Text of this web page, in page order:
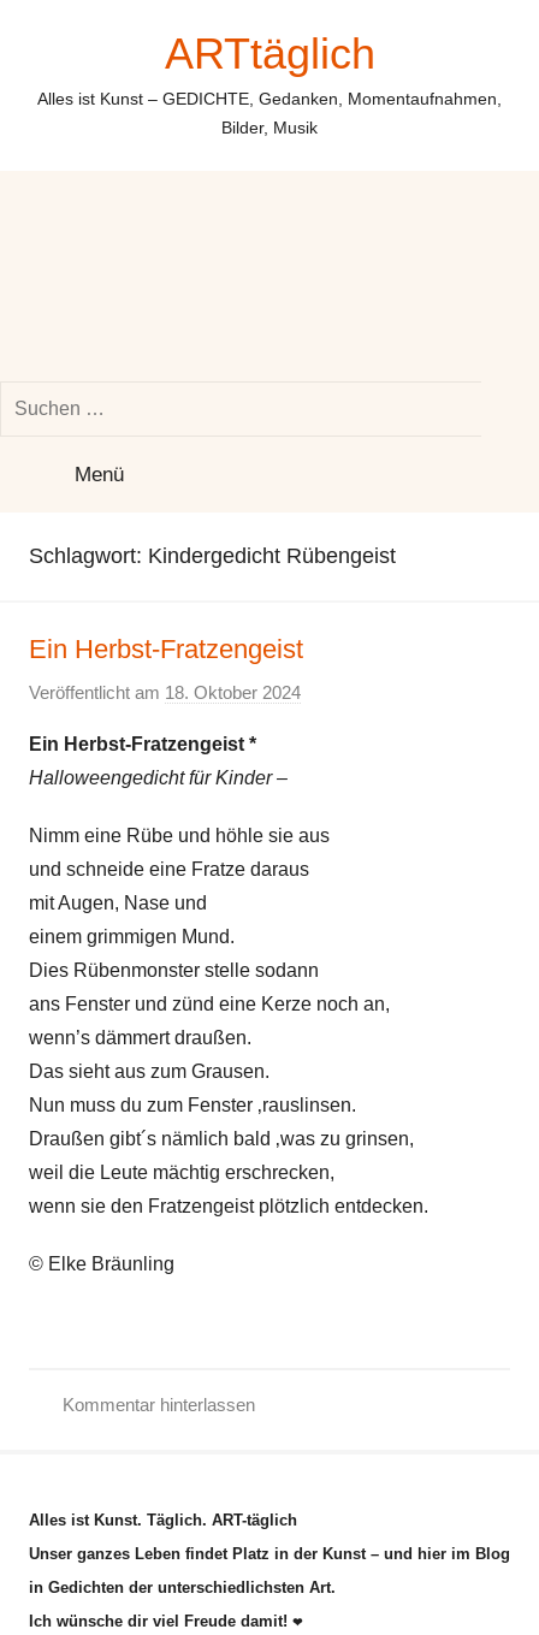
ARTtäglich
Alles ist Kunst – GEDICHTE, Gedanken, Momentaufnahmen,
Bilder, Musik
Suchen
Menü
Schlagwort: Kindergedicht Rübengeist
Ein Herbst-Fratzengeist
Veröffentlicht am 18. Oktober 2024
k
e
Ein Herbst-Fratzengeist *
Halloweengedicht für Kinder –
Nimm eine Rübe und höhle sie aus
und schneide eine Fratze daraus
mit Augen, Nase und
einem grimmigen Mund.
Dies Rübenmonster stelle sodann
ans Fenster und zünd eine Kerze noch an,
wenn’s dämmert draußen.
Das sieht aus zum Grausen.
Nun muss du zum Fenster ‚rauslinsen.
Draußen gibt´s nämlich bald ‚was zu grinsen,
weil die Leute mächtig erschrecken,
wenn sie den Fratzengeist plötzlich entdecken.
© Elke Bräunling
b
s
t
g
Kommentar hinterlassen
Alles ist Kunst. Täglich. ART-täglich
Unser ganzes Leben findet Platz in der Kunst – und hier im Blog
in Gedichten der unterschiedlichsten Art.
Ich wünsche dir viel Freude damit! ❤